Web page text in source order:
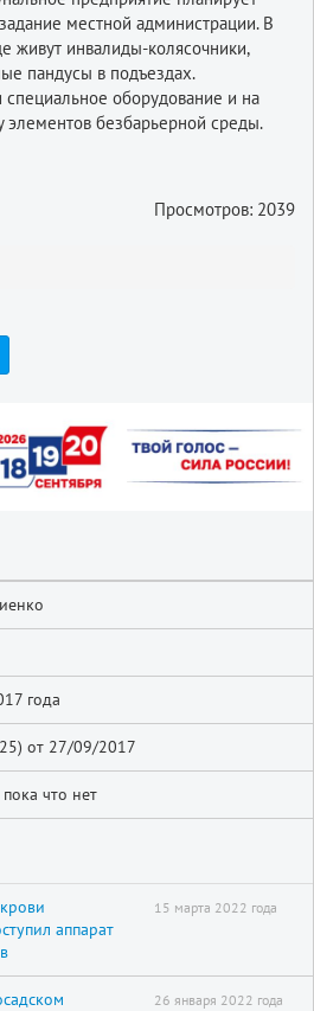
местной администрации. В
живут инвалиды-колясочники,
пандусы в подъездах.
оборудование и на
элементов безбарьерной среды.
Просмотров: 2039
года
от 27/09/2017
что нет
аппарат
15 марта 2022 года
26 января 2022 года